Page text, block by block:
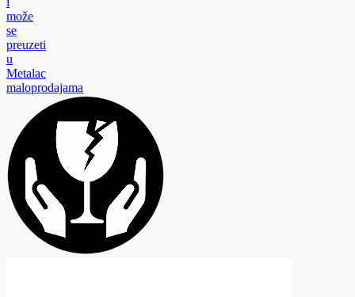
može
se
preuzeti
u
Metalac
maloprodajama